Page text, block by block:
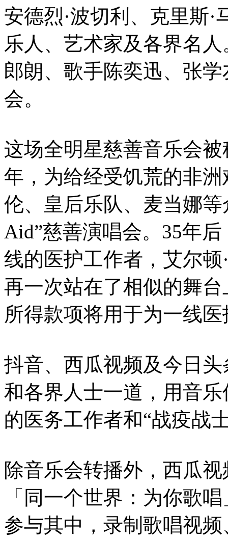
安德烈·波切利、克里斯
乐人、艺术家及各界名
郎朗、歌手陈奕迅、张
会。
这场全明星慈善音乐会被
年，为给经受饥荒的非洲
伦、皇后乐队、麦当娜
Aid”慈善演唱会。35年
线的医护工作者，艾尔顿
再一次站在了相似的舞
所得款项将用于为一线
抖音、西瓜视频及今日
和各界人士一道，用音
的医务工作者和“战疫战
除音乐会转播外，西瓜
「同一个世界：为你歌
参与其中，录制歌唱视